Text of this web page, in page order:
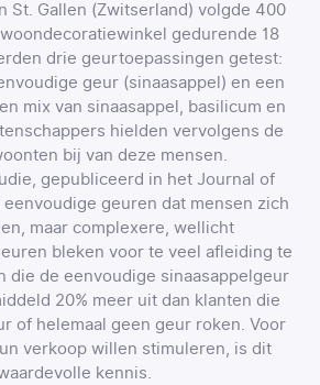
St. Gallen (Zwitserland) volgde 400
gedurende 18
drie geurtoepassingen getest:
geur (sinaasappel) en een
mix van sinaasappel, basilicum en
hielden vervolgens de
bij van deze mensen.
gepubliceerd in het Journal of
geuren dat mensen zich
maar complexere, wellicht
bleken voor te veel afleiding te
die de eenvoudige sinaasappelgeur
20% meer uit dan klanten die
of helemaal geen geur roken. Voor
verkoop willen stimuleren, is dit
kennis.